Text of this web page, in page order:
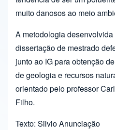
muito danosos ao meio
A metodologia
dissertação de mestrado
junto ao IG para obtenção
de geologia e recursos
orientado pelo professor
Filho.
Texto: Silvio Anunciação